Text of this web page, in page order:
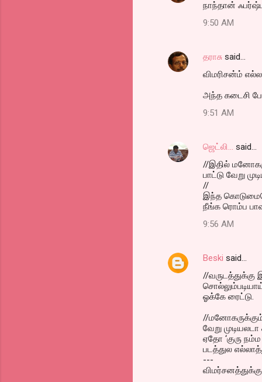
e
நாந்தான்
9:50 AM
தராசு said…
விமரிசன்ம்
அந்த கடைசி
9:51 AM
ஜெட்லி... said…
//இதில்
பாட்டு வேறு
//
இந்த
நீங்க ரொம்ப
9:56 AM
Beski said…
//
ஓக்கே ரைட்டு.
//
வேறு முடியலடா
ஏதோ ‘குரு
படத்துல
---